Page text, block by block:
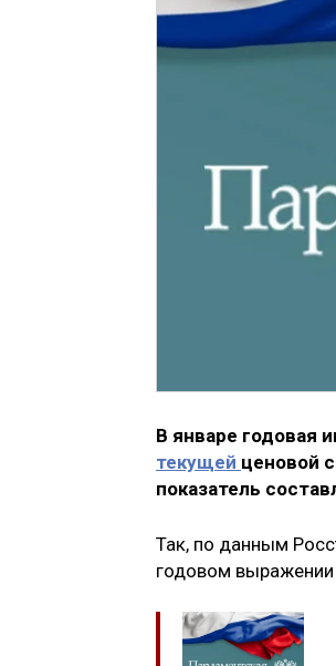
В январе годовая
текущей ценовой
показатель
Так, по данным
годовом выражении